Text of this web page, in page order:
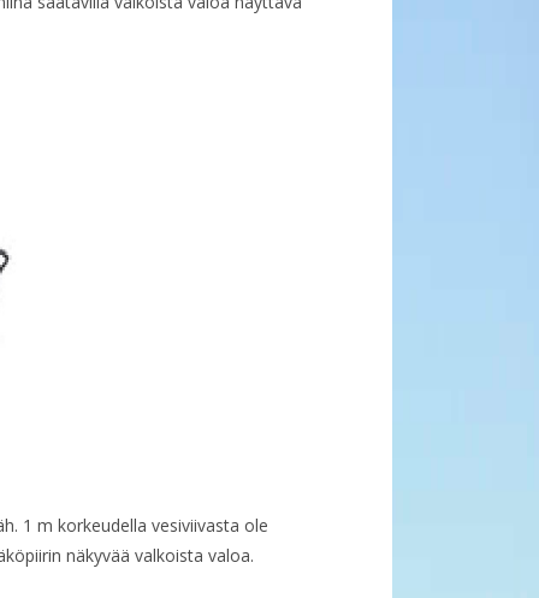
1 m korkeudella vesiviivasta ole
näkyvää valkoista valoa.